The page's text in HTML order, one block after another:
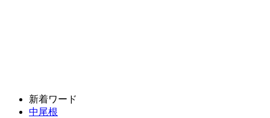
新着ワード
中尾根